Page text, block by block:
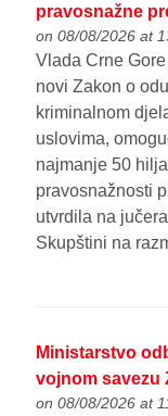
pravosnažne
on 08/08/2026 at
Vlada Crne
novi Zakon o
kriminalnom
uslovima,
najmanje 50
pravosnažnosti
utvrdila na
Skupštini na
Ministarstvo
vojnom savezu
on 08/08/2026 at